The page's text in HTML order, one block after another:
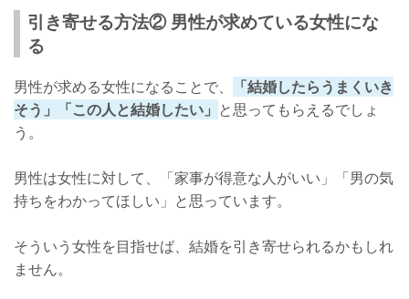
引き寄せる方法② 男性が求めている女性にな
る
男性が求める女性になることで、
「結婚したらうまくいき
そう」「この人と結婚したい」 と思ってもらえるでしょ
う。
男性は女性に対して、「家事が得意な人がいい」「男の気
持ちをわかってほしい」と思っています。
そういう女性を目指せば、結婚を引き寄せられるかもしれ
ません。